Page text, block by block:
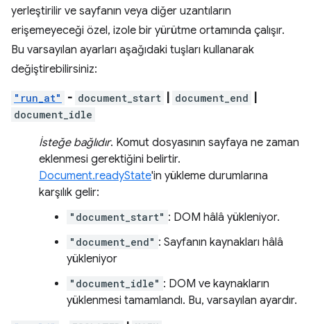
yerleştirilir ve sayfanın veya diğer uzantıların
erişemeyeceği özel, izole bir yürütme ortamında çalışır.
Bu varsayılan ayarları aşağıdaki tuşları kullanarak
değiştirebilirsiniz:
"run_at" - document_start document_end
document_idle
İsteğe bağlıdır. Komut dosyasının sayfaya ne zaman
eklenmesi gerektiğini belirtir.
Document.readyState'in yükleme durumlarına
karşılık gelir:
"document_start" : DOM hâlâ yükleniyor.
"document_end" : Sayfanın kaynakları hâlâ
yükleniyor
"document_idle" : DOM ve kaynakların
yüklenmesi tamamlandı. Bu, varsayılan ayardır.